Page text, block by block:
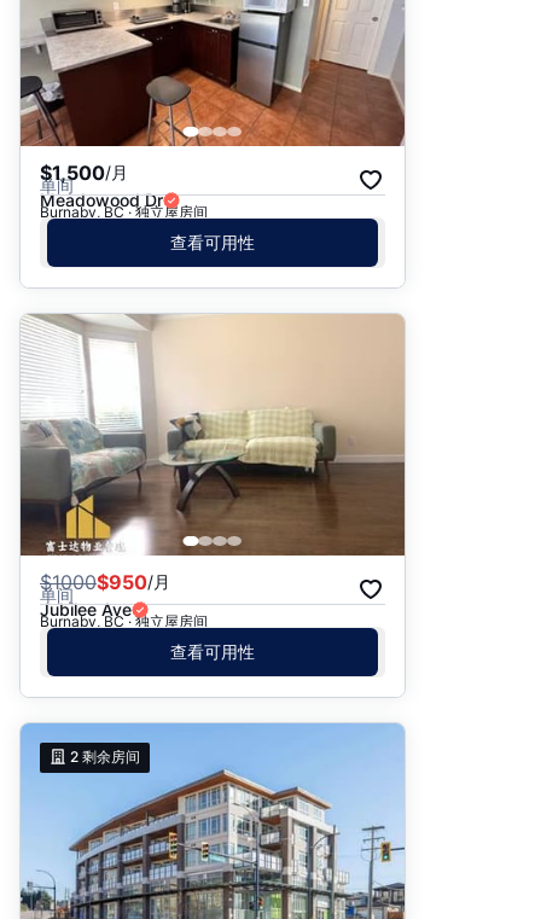
$1,500/月
单间
Meadowood Dr
Burnaby, BC · 独立屋房间
查看可用性
$1000$950/月
单间
Jubilee Ave
Burnaby, BC · 独立屋房间
查看可用性
2 剩余房间